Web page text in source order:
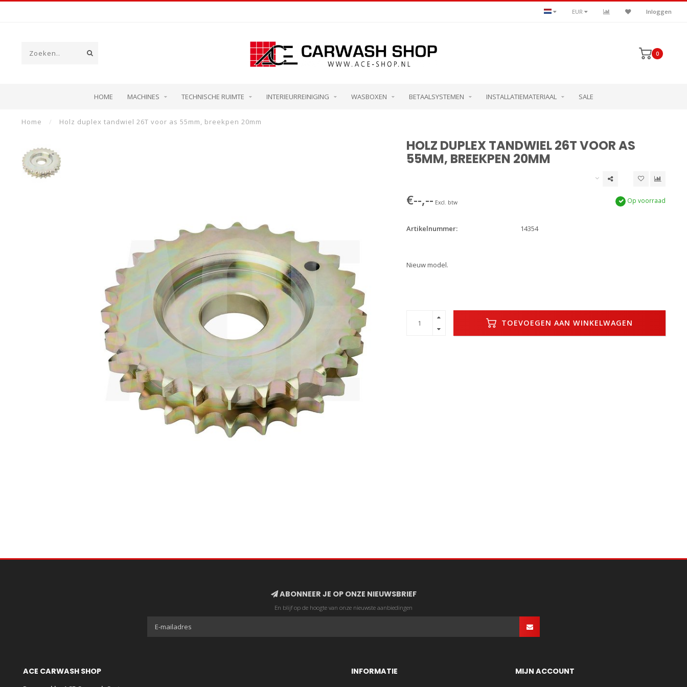
EUR Inloggen
0
HOME MACHINES TECHNISCHE RUIMTE INTERIEURREINIGING WASBOXEN BETAALSYSTEMEN INSTALLATIEMATERIAAL SALE
Home / Holz duplex tandwiel 26T voor as 55mm, breekpen 20mm
HOLZ DUPLEX TANDWIEL 26T VOOR AS
55MM, BREEKPEN 20MM
€--,-- Excl. btw Op voorraad
Artikelnummer: 14354
Nieuw model.
TOEVOEGEN AAN WINKELWAGEN
ABONNEER JE OP ONZE NIEUWSBRIEF
En blijf op de hoogte van onze nieuwste aanbiedingen
ACE CARWASH SHOP INFORMATIE MIJN ACCOUNT